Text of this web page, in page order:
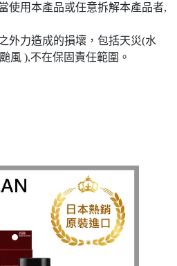
使用本產品或任意拆解本產品者,
外力造成的損壞，包括天災(水
風 ),不在保固責任範圍。